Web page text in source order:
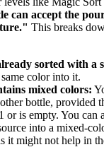
can accept the
This breaks
sorted with a
color into it.
mixed colors:
bottle, provided
or is empty. You can
into a mixed-
it might not help in